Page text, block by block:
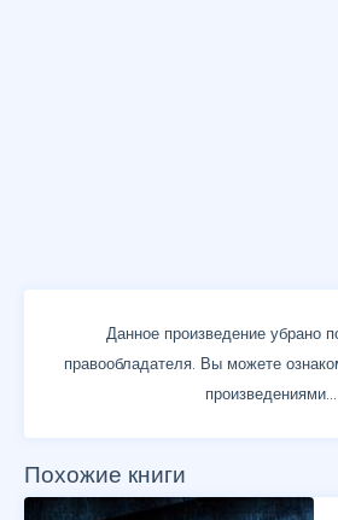
Данное произведение убрано
правообладателя. Вы можете
произведениями...
Похожие книги